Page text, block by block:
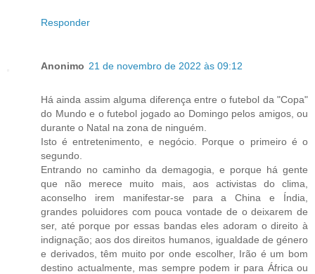
Responder
Anonimo 21 de novembro de 2022 às 09:12
Há ainda assim alguma diferença entre o futebol da "Copa"
do Mundo e o futebol jogado ao Domingo pelos amigos, ou
durante o Natal na zona de ninguém.
Isto é entretenimento, e negócio. Porque o primeiro é o
segundo.
Entrando no caminho da demagogia, e porque há gente
que não merece muito mais, aos activistas do clima,
aconselho irem manifestar-se para a China e Índia,
grandes poluidores com pouca vontade de o deixarem de
ser, até porque por essas bandas eles adoram o direito à
indignação; aos dos direitos humanos, igualdade de género
e derivados, têm muito por onde escolher, Irão é um bom
destino actualmente, mas sempre podem ir para África ou